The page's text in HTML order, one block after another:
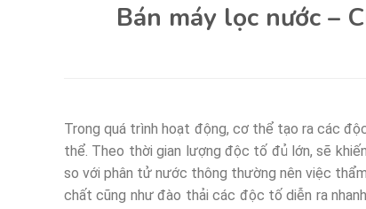
Bán máy lọc nước –
Trong quá trình hoạt động, cơ thể tạo ra các
thể. Theo thời gian lượng độc tố đủ lớn, sẽ
so với phân tử nước thông thường nên việc
chất cũng như đào thải các độc tố diễn ra